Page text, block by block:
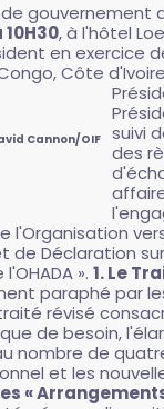
gouvernement
, à l'hôtel
en exercice
Côte
Cannon/OIF
suivi
des
Déclaration
». 1. Le
paraphé par
révisé
de besoin,
nombre de
et les
«